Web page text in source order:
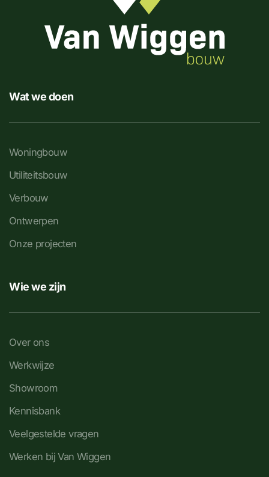
Wat we doen
Woningbouw
Utiliteitsbouw
Verbouw
Ontwerpen
Onze projecten
Wie we zijn
Over ons
Werkwijze
Showroom
Kennisbank
Veelgestelde vragen
Werken bij Van Wiggen